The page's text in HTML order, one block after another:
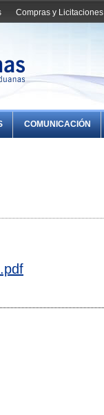
Compras y Licitaciones
COMUNICACIÓN